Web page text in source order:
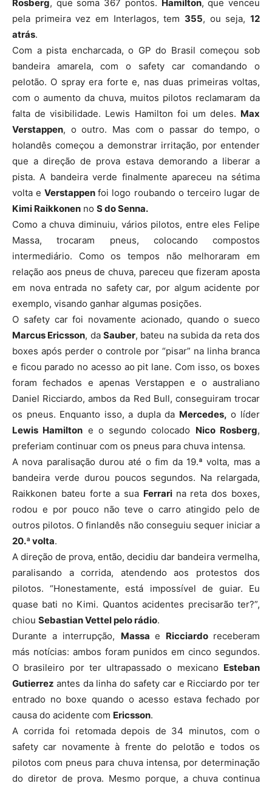
Rosberg, que soma 367 pontos. Hamilton, que venceu
pela primeira vez em Interlagos, tem 355, ou seja, 12
atrás.
Com a pista encharcada, o GP do Brasil começou sob
bandeira amarela, com o safety car comandando o
pelotão. O spray era forte e, nas duas primeiras voltas,
com o aumento da chuva, muitos pilotos reclamaram da
falta de visibilidade. Lewis Hamilton foi um deles. Max
Verstappen, o outro. Mas com o passar do tempo, o
holandês começou a demonstrar irritação, por entender
que a direção de prova estava demorando a liberar a
pista. A bandeira verde finalmente apareceu na sétima
volta eVerstappenfoi logo roubando o terceiro lugar de
Kimi Raikkonen no S do Senna.
Como a chuva diminuiu, vários pilotos, entre eles Felipe
Massa, trocaram pneus, colocando compostos
intermediário. Como os tempos não melhoraram em
relação aos pneus de chuva, pareceu que fizeram aposta
em nova entrada no safety car, por algum acidente por
exemplo, visando ganhar algumas posições.
O safety car foi novamente acionado, quando o sueco
Marcus Ericsson, daSauber, bateu na subida da reta dos
boxes após perder o controle por “pisar” na linha branca
e ficou parado no acesso ao pit lane. Com isso, os boxes
foram fechados e apenas Verstappen e o australiano
Daniel Ricciardo, ambos da Red Bull, conseguiram trocar
os pneus. Enquanto isso, a dupla da Mercedes, o líder
Lewis Hamilton e o segundo colocado Nico Rosberg,
preferiam continuar com os pneus para chuva intensa.
A nova paralisação durou até o fim da 19.ª volta, mas a
bandeira verde durou poucos segundos. Na relargada,
Raikkonen bateu forte a sua Ferrari na reta dos boxes,
rodou e por pouco não teve o carro atingido pelo de
outros pilotos. O finlandês não conseguiu sequer iniciar a
20.ª volta.
A direção de prova, então, decidiu dar bandeira vermelha,
paralisando a corrida, atendendo aos protestos dos
pilotos. “Honestamente, está impossível de guiar. Eu
quase bati no Kimi. Quantos acidentes precisarão ter?”,
chiou Sebastian Vettel pelo rádio.
Durante a interrupção, Massa e Ricciardo receberam
más notícias: ambos foram punidos em cinco segundos.
O brasileiro por ter ultrapassado o mexicano Esteban
Gutierrez antes da linha do safety car e Ricciardo por ter
entrado no boxe quando o acesso estava fechado por
causa do acidente com Ericsson.
A corrida foi retomada depois de 34 minutos, com o
safety car novamente à frente do pelotão e todos os
pilotos com pneus para chuva intensa, por determinação
do diretor de prova. Mesmo porque, a chuva continua